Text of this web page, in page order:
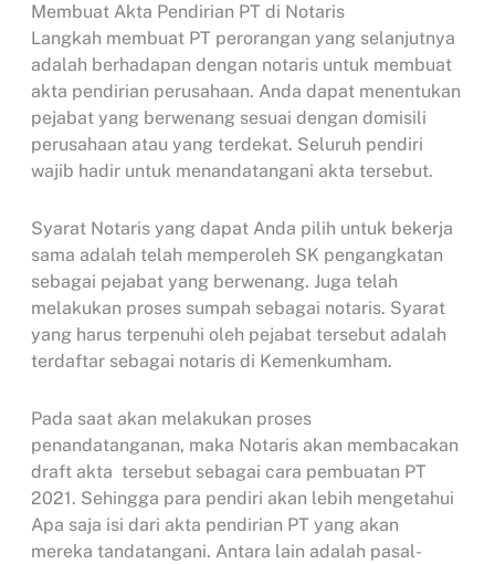
Membuat Akta Pendirian PT di Notaris
Langkah membuat PT perorangan yang selanjutnya
adalah berhadapan dengan notaris untuk membuat
akta pendirian perusahaan. Anda dapat menentukan
pejabat yang berwenang sesuai dengan domisili
perusahaan atau yang terdekat. Seluruh pendiri
wajib hadir untuk menandatangani akta tersebut.
Syarat Notaris yang dapat Anda pilih untuk bekerja
sama adalah telah memperoleh SK pengangkatan
sebagai pejabat yang berwenang. Juga telah
melakukan proses sumpah sebagai notaris. Syarat
yang harus terpenuhi oleh pejabat tersebut adalah
terdaftar sebagai notaris di Kemenkumham.
Pada saat akan melakukan proses
penandatanganan, maka Notaris akan membacakan
draft akta tersebut sebagai cara pembuatan PT
2021. Sehingga para pendiri akan lebih mengetahui
Apa saja isi dari akta pendirian PT yang akan
mereka tandatangani. Antara lain adalah pasal-